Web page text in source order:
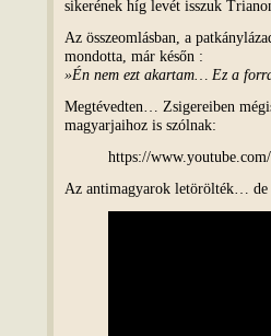
sikerének híg levét isszuk
Az összeomlásban, a
mondotta, már későn :
»Én nem ezt akartam… Ez a
Megtévedten… Zsigereiben
magyarjaihoz is szólnak:
https://
Az antimagyarok letörölték…